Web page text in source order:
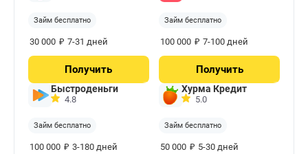
Займ бесплатно
30 000 ₽ 7-31 дней
Получить
Займ бесплатно
100 000 ₽ 7-100 дней
Получить
Быстроденьги
4.8
Займ бесплатно
100 000 ₽ 3-180 дней
Хурма Кредит
5.0
Займ бесплатно
50 000 ₽ 5-30 дней